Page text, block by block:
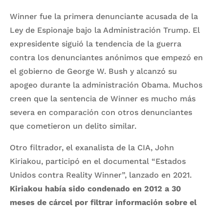
Winner fue la primera denunciante acusada de la
Ley de Espionaje bajo la Administración Trump. El
expresidente siguió la tendencia de la guerra
contra los denunciantes anónimos que empezó en
el gobierno de George W. Bush y alcanzó su
apogeo durante la administración Obama. Muchos
creen que la sentencia de Winner es mucho más
severa en comparación con otros denunciantes
que cometieron un delito similar.
Otro filtrador, el exanalista de la CIA, John
Kiriakou, participó en el documental “Estados
Unidos contra Reality Winner”, lanzado en 2021.
Kiriakou había sido condenado en 2012 a 30
meses de cárcel por filtrar información sobre el